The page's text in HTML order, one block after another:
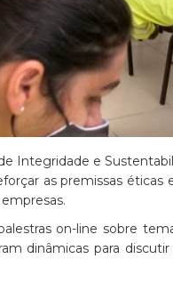
Integridade e
as premissas éticas
on-line sobre
dinâmicas para